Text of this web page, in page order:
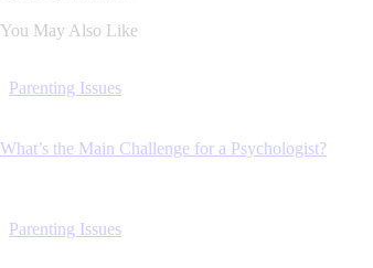
You May Also Like
Parenting Issues
What’s the Main Challenge for a Psychologist?
Parenting Issues